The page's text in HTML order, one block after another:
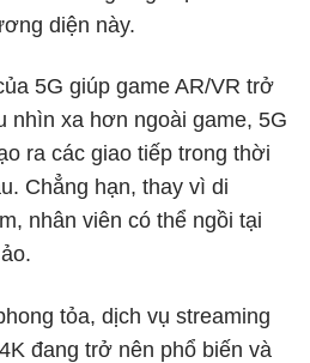
diện này.
5G giúp game AR/VR trở
nhìn xa hơn ngoài game, 5G
ra các giao tiếp trong thời
Chẳng hạn, thay vì di
nhân viên có thể ngồi tại
tỏa, dịch vụ streaming
đang trở nên phổ biến và